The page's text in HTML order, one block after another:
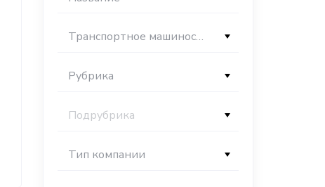
Транспортное машиностроение
Рубрика
Подрубрика
Тип компании